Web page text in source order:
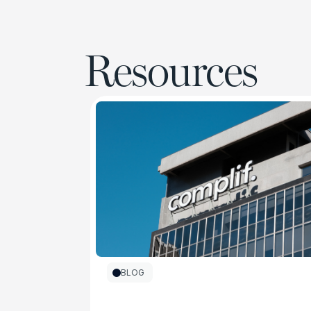
Resources
BLOG